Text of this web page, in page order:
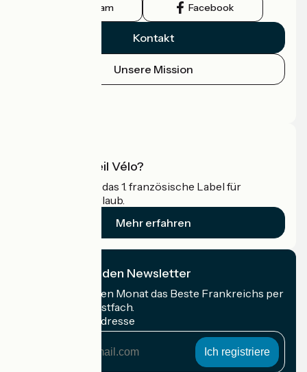
Instagram Facebook
Kontakt
Unsere Mission
Was ist Accueil Vélo?
Accueil Vélo ist das 1. französische Label für
Radfahrer im Urlaub.
Mehr erfahren
Ich abonniere den Newsletter
Erhalten Sie jeden Monat das Beste Frankreichs per
Rad in Ihrem Postfach.
Meine E-Mail-Adresse